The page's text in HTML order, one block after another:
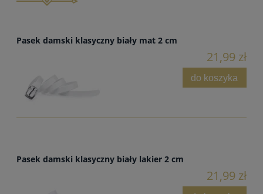
Pasek damski klasyczny biały mat 2 cm
21,99 zł
do koszyka
Pasek damski klasyczny biały lakier 2 cm
21,99 zł